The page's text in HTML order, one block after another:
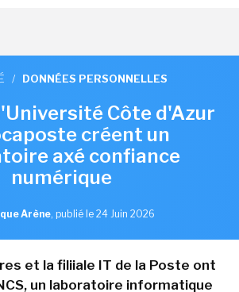
/ DONNÉES PERSONNELLES
Côte d'Azur
créent un
axé confiance
numérique
Arène, publié le 24 Juin 2026
et la filiiale IT de la Poste ont
un laboratoire informatique